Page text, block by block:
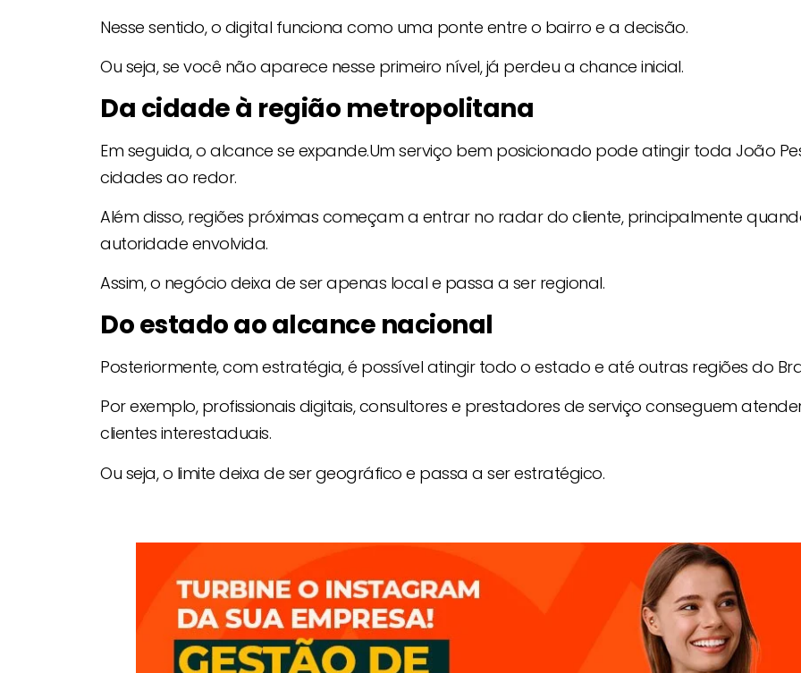
Nesse sentido, o digital funciona como uma ponte entre o bairro e a decisão.
Ou seja, se você não aparece nesse primeiro nível, já perdeu a chance inicial.
Da cidade à região metropolitana
Em seguida, o alcance se expande.Um serviço bem posicionado pode atingir toda João
cidades ao redor.
Além disso, regiões próximas começam a entrar no radar do cliente, principalmente
autoridade envolvida.
Assim, o negócio deixa de ser apenas local e passa a ser regional.
Do estado ao alcance nacional
Posteriormente, com estratégia, é possível atingir todo o estado e até outras regiões do
Por exemplo, profissionais digitais, consultores e prestadores de serviço conseguem
clientes interestaduais.
Ou seja, o limite deixa de ser geográfico e passa a ser estratégico.